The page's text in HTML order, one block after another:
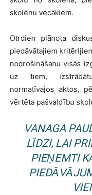
skolēnu vecākiem.
Otrdien plānota
piedāvātajiem
nodrošināšanu visās
uz tiem,
normatīvajos aktos,
vērtēta pašvaldību
VANAGA
LĪDZI, LAI
PIEŅEMTI